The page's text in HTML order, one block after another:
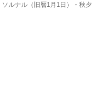
ルナル（旧暦1月1日）・秋夕